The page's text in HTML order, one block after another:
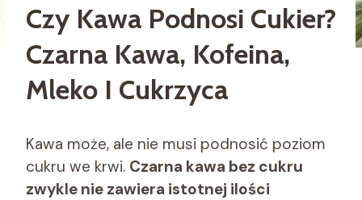
Czy Kawa Podnosi Cukier?
Czarna Kawa, Kofeina,
Mleko I Cukrzyca
Kawa może, ale nie musi podnosić poziom
cukru we krwi. Czarna kawa bez cukru
zwykle nie zawiera istotnej ilości